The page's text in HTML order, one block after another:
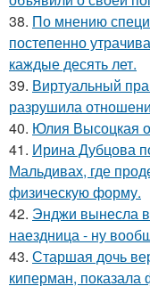
38. По мнению
постепенно
каждые десять лет.
39. Виртуальный
разрушила
40. Юлия Высоцкая
41. Ирина Дубцова
Мальдивах, где
физическую форму.
42. Энджи вынесла
наездница - ну
43. Старшая дочь
киперман, показала